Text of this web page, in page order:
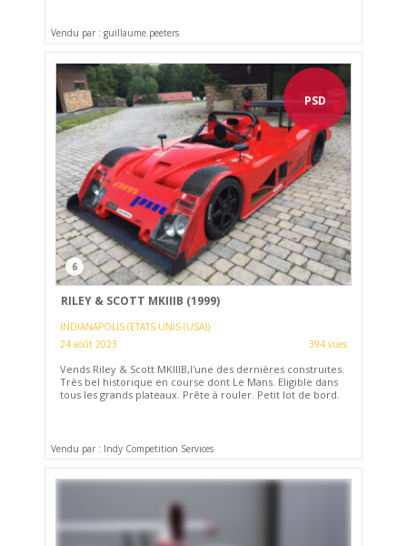
Vendu par : guillaume.peeters
PSD
6
RILEY & SCOTT MKIIIB (1999)
INDIANAPOLIS (ETATS-UNIS (USA))
24 août 2023
394 vues
Vends Riley & Scott MKIIIB,l'une des dernières construites.
Très bel historique en course dont Le Mans. Eligible dans
tous les grands plateaux. Prête à rouler. Petit lot de bord.
Vendu par : Indy Competition Services